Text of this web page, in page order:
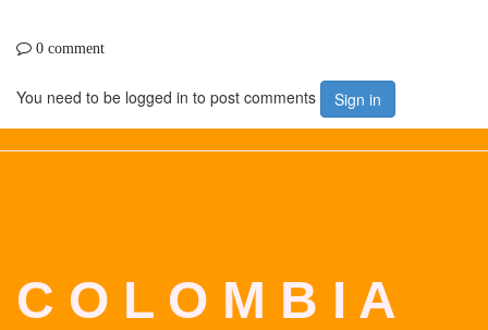
0 comment
You need to be logged in to post comments Sign in
C O L O M B I A